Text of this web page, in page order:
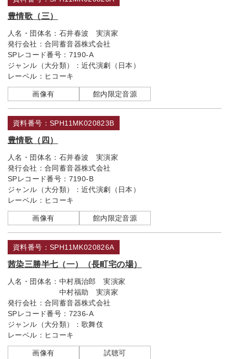
豊情歌（三）
人名・団体名： 石井春波 実演家
発行会社： 合同蓄音器株式会社
SPレコード番号： 7190-A
ジャンル（大分類）： 近代演劇（日本）
レーベル： ヒコーキ
画像有 館内限定音源
資料番号：SPH11MK020823B
豊情歌（四）
人名・団体名： 石井春波 実演家
発行会社： 合同蓄音器株式会社
SPレコード番号： 7190-B
ジャンル（大分類）： 近代演劇（日本）
レーベル： ヒコーキ
画像有 館内限定音源
資料番号：SPH11MK020826A
茜染三勝半七（一）（長町宅の場）
人名・団体名： 中村鴈治郎 実演家
中村福助 実演家
発行会社： 合同蓄音器株式会社
SPレコード番号： 7236-A
ジャンル（大分類）： 歌舞伎
レーベル： ヒコーキ
画像有 試聴可